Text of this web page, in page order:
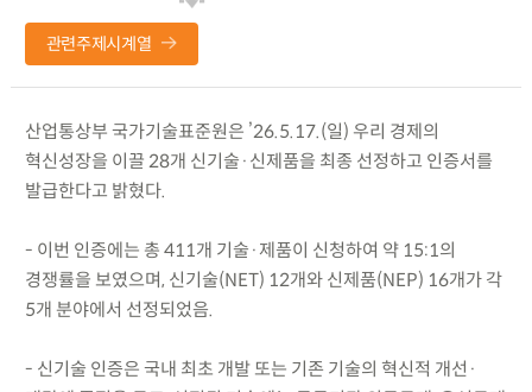
관련주제시계열
산업통상부 국가기술표준원은 ’26.5.17.(일) 우리 경제의
혁신성장을 이끌 28개 신기술·신제품을 최종 선정하고 인증서를
발급한다고 밝혔다.
- 이번 인증에는 총 411개 기술·제품이 신청하여 약 15:1의
경쟁률을 보였으며, 신기술(NET) 12개와 신제품(NEP) 16개가 각
5개 분야에서 선정되었음.
- 신기술 인증은 국내 최초 개발 또는 기존 기술의 혁신적 개선·